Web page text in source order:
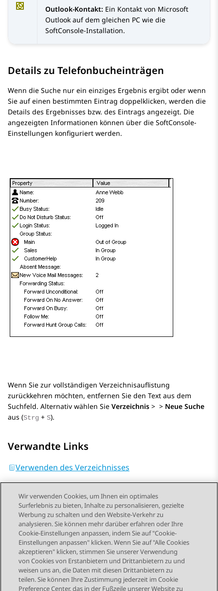
Outlook-Kontakt: Ein Kontakt von Microsoft
Outlook auf dem gleichen PC wie die
SoftConsole-Installation.
Details zu Telefonbucheinträgen
Wenn die Suche nur ein einziges Ergebnis ergibt oder wenn
Sie auf einen bestimmten Eintrag doppelklicken, werden die
Details des Ergebnisses bzw. des Eintrags angezeigt. Die
angezeigten Informationen können über die SoftConsole-
Einstellungen konfiguriert werden.
Wenn Sie zur vollständigen Verzeichnisauflistung
zurückkehren möchten, entfernen Sie den Text aus dem
Suchfeld. Alternativ wählen Sie Verzeichnis > > Neue Suche
aus (Strg + S).
Verwandte Links
Verwenden des Verzeichnisses
Send Feedback
Themennavigation
Vorheriges Thema Nächstes Thema
Wir verwenden Cookies, um Ihnen ein optimales
Surferlebnis zu bieten, Inhalte zu personalisieren, gezielte
Werbung zu schalten und den Website-Verkehr zu
analysieren. Sie können mehr darüber erfahren oder Ihre
Cookie-Einstellungen anpassen, indem Sie auf "Cookie-
Einstellungen anpassen" klicken. Wenn Sie auf "Alle Cookies
akzeptieren" klicken, stimmen Sie unserer Verwendung
von Cookies von Erstanbietern und Drittanbietern zu und
weisen uns an, die Daten mit diesen Drittanbietern zu
teilen. Sie können Ihre Zustimmung jederzeit im Cookie
Preference Center, das in der Fußzeile unserer Website zu